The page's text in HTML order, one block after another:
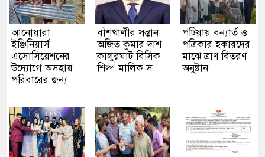
আনোয়ারা
ইঞ্জিনিয়ার্স
এসোসিয়েশনের
উদ্যোগে অসহায়
পরিবারের জন্য
বাঁশখালীর সন্তান
অজিত কুমার দাশ
কালুরঘাট বিসিক
শিল্প মালিক স
পটিয়ায় বন্যার্ত ও
পত্রিকার হকারদের
মাঝে ত্রাণ বিতরণ
অনুষ্টান